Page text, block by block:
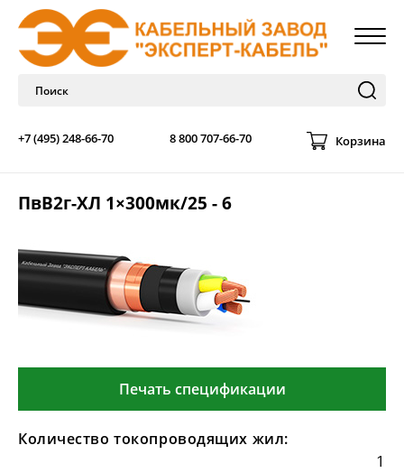
+7 (495) 248-66-70 8 800 707-66-70 Корзина
ПвВ2г-ХЛ 1×300мк/25 - 6
Печать спецификации
Количество токопроводящих жил:
1